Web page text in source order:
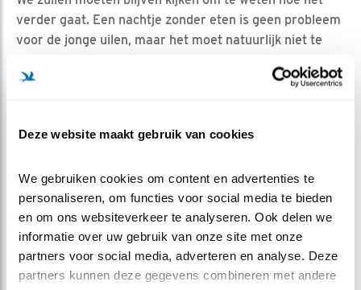
Deze website maakt gebruik van cookies
We gebruiken cookies om content en advertenties te
personaliseren, om functies voor social media te bieden
en om ons websiteverkeer te analyseren. Ook delen we
informatie over uw gebruik van onze site met onze
partners voor social media, adverteren en analyse. Deze
partners kunnen deze gegevens combineren met andere
verder gaat. Een nachtje zonder eten is geen probleem
voor de jonge uilen, maar het moet natuurlijk niet te
drama zijn als moeder ook de pijp uit zou gaan. Het lijkt
opofferingen en het maandenlange proces van broeden
is, en dus ook geen prooien meer kan aanleveren, is het
wel een zware taak voor ma Oehoe, de opvoeding van
de meiden helemaal in haar eentje.
Vind ik leuk
MEER OVER